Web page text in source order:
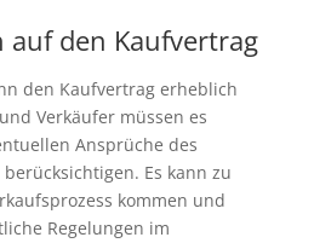
den Kaufvertrag
den Kaufvertrag erheblich
Verkäufer müssen es
Ansprüche des
Es kann zu
kommen und
Regelungen im